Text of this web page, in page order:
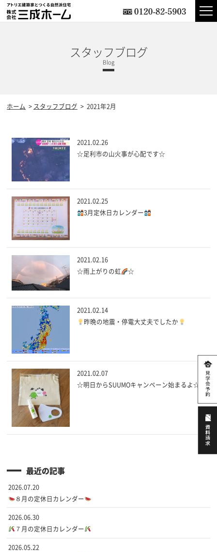
スタッフブログ
ホーム スタッフブログ 2021年2月
2021.02.26
☆足利市の山火事が心配です☆
2021.02.25
3月定休日カレンダー
2021.02.16
☆雨上がりの虹
☆
2021.02.14
昨晩の地震・停電大丈夫でしたか
2021.02.07
☆明日からSUUMOキャンペーン始まるよ☆
最近の記事
2026.07.20
８月の定休日カレンダー
2026.06.30
７月の定休日カレンダー
2026.05.22